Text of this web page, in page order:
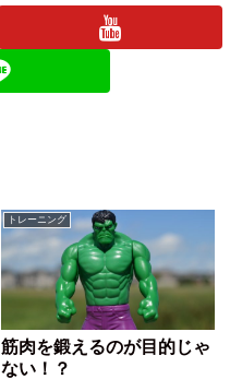
トレーニング
筋肉を鍛えるのが目的じゃ
ない！？